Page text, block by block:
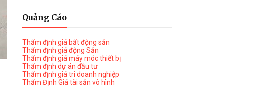
Quảng Cáo
Thẩm định giá bất động sản
Thẩm định giá động Sản
Thẩm định giá máy móc thiết bị
Thẩm định dự án đầu tư
Thẩm định giá tri doanh nghiệp
Thẩm Định Giá tài sản vô hình